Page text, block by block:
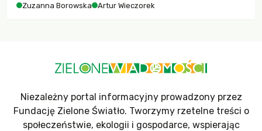
Zuzanna Borowska Artur Wieczorek
Niezależny portal informacyjny prowadzony przez
Fundację Zielone Światło. Tworzymy rzetelne treści o
społeczeństwie, ekologii i gospodarce, wspierając